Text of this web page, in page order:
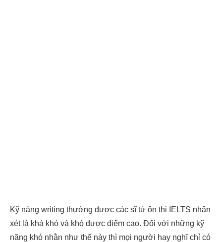
Kỹ năng writing thường được các sĩ tử ôn thi IELTS nhận
xét là khá khó và khó được điểm cao. Đối với những kỹ
năng khó nhằn như thế này thì mọi người hay nghĩ chỉ có